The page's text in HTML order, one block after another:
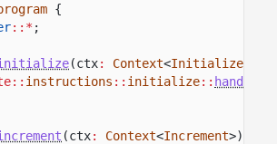
{
::* ;
(ctx: Context<Initialize
instructions :: initialize::
(ctx: Context<Increment>)